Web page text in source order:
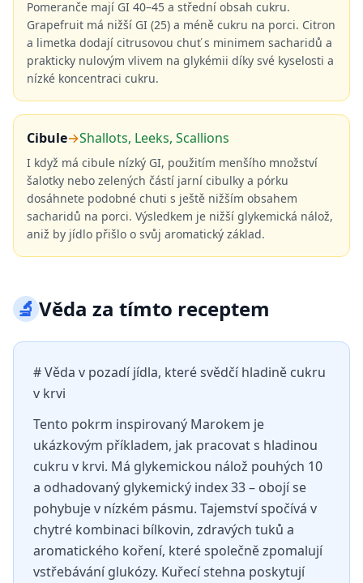
Pomeranče mají GI 40–45 a střední obsah cukru.
Grapefruit má nižší GI (25) a méně cukru na porci. Citron
a limetka dodají citrusovou chuť s minimem sacharidů a
prakticky nulovým vlivem na glykémii díky své kyselosti a
nízké koncentraci cukru.
Cibule→Shallots, Leeks, Scallions
I když má cibule nízký GI, použitím menšího množství
šalotky nebo zelených částí jarní cibulky a pórku
dosáhnete podobné chuti s ještě nižším obsahem
sacharidů na porci. Výsledkem je nižší glykemická nálož,
aniž by jídlo přišlo o svůj aromatický základ.
🔬Věda za tímto receptem
# Věda v pozadí jídla, které svědčí hladině cukru
v krvi
Tento pokrm inspirovaný Marokem je
ukázkovým příkladem, jak pracovat s hladinou
cukru v krvi. Má glykemickou nálož pouhých 10
a odhadovaný glykemický index 33 – obojí se
pohybuje v nízkém pásmu. Tajemství spočívá v
chytré kombinaci bílkovin, zdravých tuků a
aromatického koření, které společně zpomalují
vstřebávání glukózy. Kuřecí stehna poskytují